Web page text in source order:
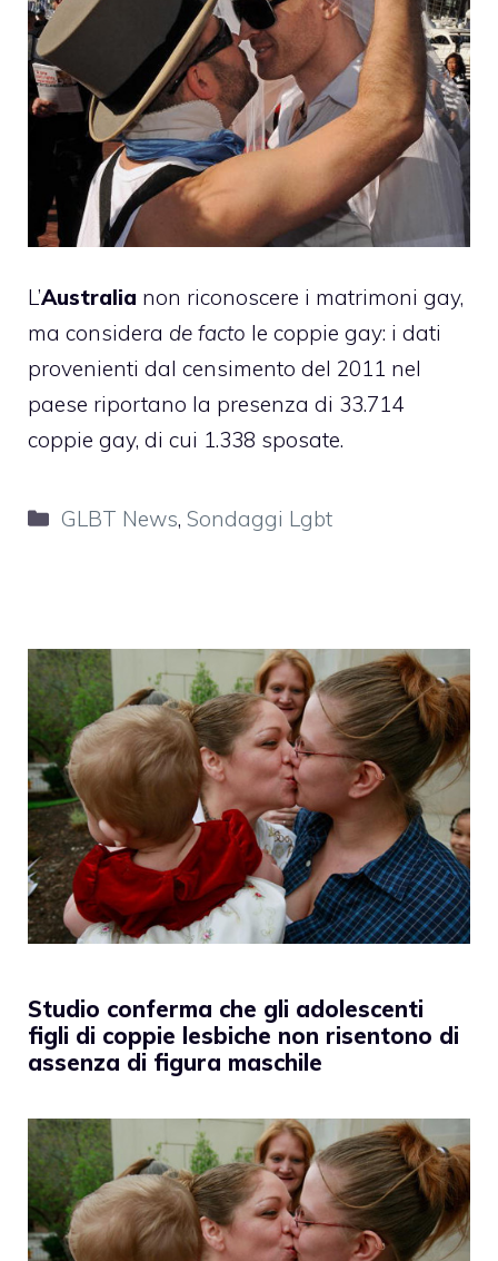
L’Australia non riconoscere i matrimoni gay,
ma considera de facto le coppie gay: i dati
provenienti dal censimento del 2011 nel
paese riportano la presenza di 33.714
coppie gay, di cui 1.338 sposate.
Categorie
GLBT News,Sondaggi Lgbt
Studio conferma che gli adolescenti
figli di coppie lesbiche non risentono di
assenza di figura maschile